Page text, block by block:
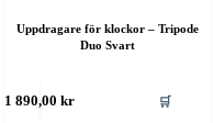
Uppdragare för klockor – Tripode
Duo Svart
1 890,00kr 🛒